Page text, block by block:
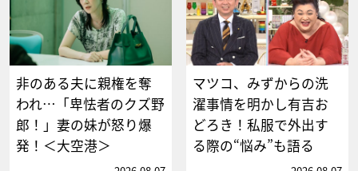
非のある夫に親権を奪
われ…「卑怯者のクズ野
郎！」妻の妹が怒り爆
発！＜大空港＞
マツコ、みずからの洗
濯事情を明かし有吉お
どろき！私服で外出す
る際の“悩み”も語る